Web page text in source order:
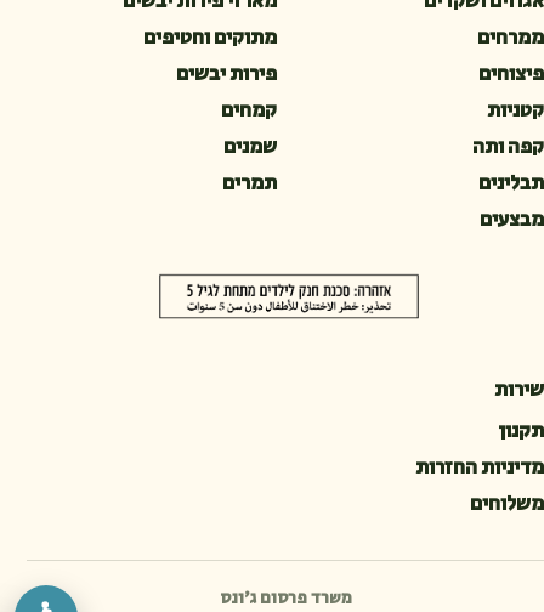
ממרחים
מתוקים וחטיפים
פיצוחים
פירות יבשים
קטניות
קמחים
קפה ותה
שמנים
תבלינים
תמרים
מבצעים
שירות
תקנון
מדיניות החזרות
משלוחים
משרד פרסום ג׳ונס